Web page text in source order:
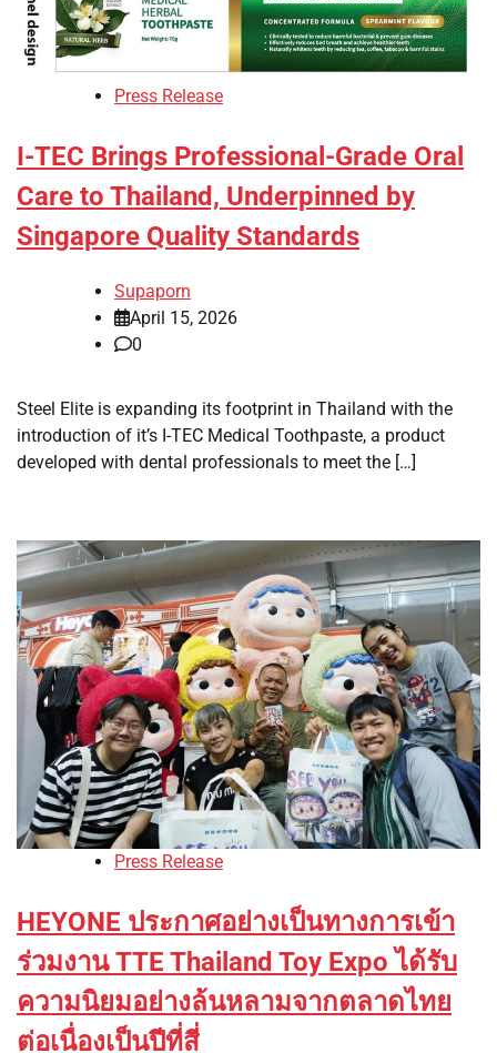
Press Release
I-TEC Brings Professional-Grade Oral
Care to Thailand, Underpinned by
Singapore Quality Standards
Supaporn
April 15, 2026
0
Steel Elite is expanding its footprint in Thailand with the
introduction of it’s I-TEC Medical Toothpaste, a product
developed with dental professionals to meet the […]
Press Release
HEYONE ประกาศอย่างเป็นทางการเข้า
ร่วมงาน TTE Thailand Toy Expo ได้รับ
ความนิยมอย่างล้นหลามจากตลาดไทย
ต่อเนื่องเป็นปีที่สี่